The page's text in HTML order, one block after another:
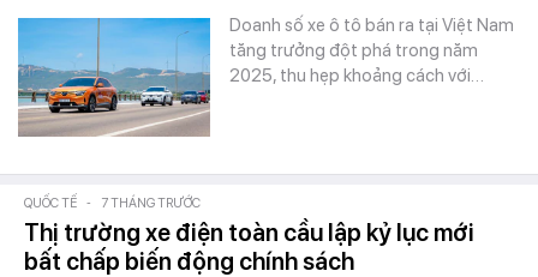
Doanh số xe ô tô bán ra tại Việt Nam
tăng trưởng đột phá trong năm
2025, thu hẹp khoảng cách với…
QUỐC TẾ - 7 THÁNG TRƯỚC
Thị trường xe điện toàn cầu lập kỷ lục mới
bất chấp biến động chính sách